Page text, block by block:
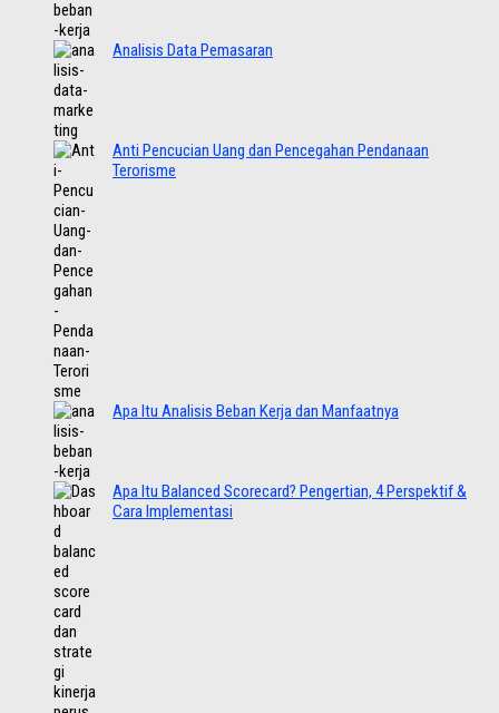
Analisis Data Pemasaran
Anti Pencucian Uang dan Pencegahan Pendanaan
Terorisme
Apa Itu Analisis Beban Kerja dan Manfaatnya
Apa Itu Balanced Scorecard? Pengertian, 4 Perspektif &
Cara Implementasi